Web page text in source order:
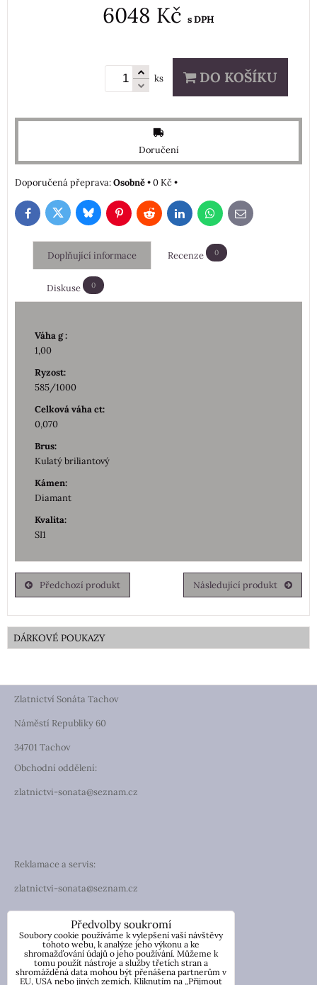
6048 Kč s DPH
ks DO KOŠÍKU
Doručení
Osobně•0 Kč•
FacebookTwitterBlueskyPinterestRedditLinkedInWhatsApp
E-
mail
Doplňující informace Recenze 0
Diskuse 0
Váha g :
1,00
Ryzost:
585/1000
Celková váha ct:
0,070
Brus:
Kulatý briliantový
Kámen:
Diamant
Kvalita:
SI1
Předchozí produkt Následující produkt
DÁRKOVÉ POUKAZY
Zlatnictví Sonáta Tachov
Náměstí Republiky 60
34701 Tachov
Obchodní oddělení:
zlatnictvi-sonata@seznam.cz
Reklamace a servis:
zlatnictvi-sonata@seznam.cz
TELEFON
Telefon: +420 774 194 130
IČO: 13854976
DIČ: CZ7057181846
Předvolby soukromí
Soubory cookie používáme k vylepšení vaší návštěvy
tohoto webu, k analýze jeho výkonu a ke
shromažďování údajů o jeho používání. Můžeme k
tomu použít nástroje a služby třetích stran a
shromážděná data mohou být přenášena partnerům v
EU, USA nebo jiných zemích. Kliknutím na „Přijmout